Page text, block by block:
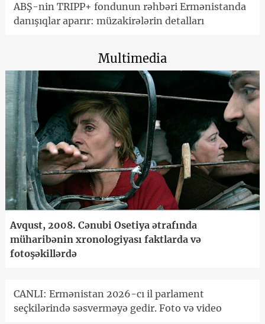
ABŞ-nin TRIPP+ fondunun rəhbəri Ermənistanda
danışıqlar aparır: müzakirələrin detalları
Multimedia
Avqust, 2008. Cənubi Osetiya ətrafında
müharibənin xronologiyası faktlarda və
fotoşəkillərdə
CANLI: Ermənistan 2026-cı il parlament
seçkilərində səsverməyə gedir. Foto və video